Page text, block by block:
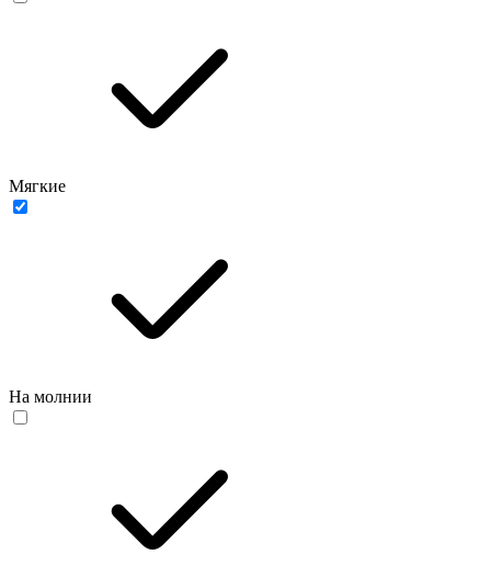
Мягкие
На молнии